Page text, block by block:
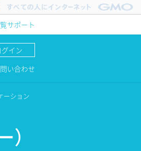
サポート
グイン
い合わせ
ーション